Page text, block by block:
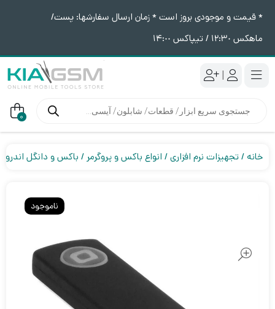
* قیمت و موجودی بروز است * زمان ارسال سفارشها: پست/
ماهکس ١٢:٣٠ / تیپاکس ١۴:٠٠
|
محصولات 0
خانه تجهیزات نرم افزاری انواع باکس و پروگرمر باکس و دانگل
ناموجود